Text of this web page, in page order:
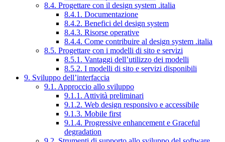
8.4. Progettare con il design system .italia
8.4.1. Documentazione
8.4.2. Benefici del design system
8.4.3. Risorse operative
8.4.4. Come contribuire al design system .italia
8.5. Progettare con i modelli di sito e servizi
8.5.1. Vantaggi dell’utilizzo dei modelli
8.5.2. I modelli di sito e servizi disponibili
9. Sviluppo dell’interfaccia
9.1. Approccio allo sviluppo
9.1.1. Attività preliminari
9.1.2. Web design responsivo e accessibile
9.1.3. Mobile first
9.1.4. Progressive enhancement e Graceful
degradation